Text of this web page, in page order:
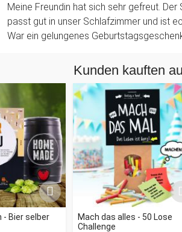
Meine Freundin hat sich sehr gefreut.
passt gut in unser Schlafzimmer und ist
War ein gelungenes
Kunden kauften
Bier selber
Mach das alles - 50 Lose
Challenge